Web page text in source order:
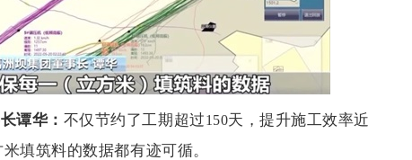
谭华： 不仅节约了工期超过150天，提升施工效率近
填筑料的数据都有迹可循。